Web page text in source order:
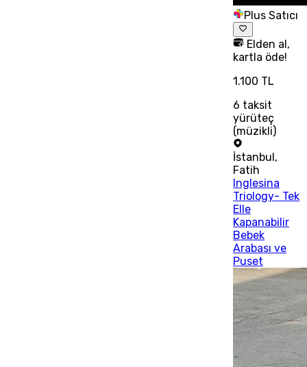
Plus Satıcı
Elden al,
kartla öde!
1.100 TL
6 taksit
yürüteç
(müzikli)
İstanbul,
Fatih
Inglesina
Triology- Tek
Elle
Kapanabilir
Bebek
Arabası ve
Puset